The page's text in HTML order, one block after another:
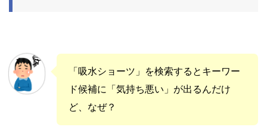
「吸水ショーツ」を検索するとキーワー
ド候補に「気持ち悪い」が出るんだけ
ど、なぜ？